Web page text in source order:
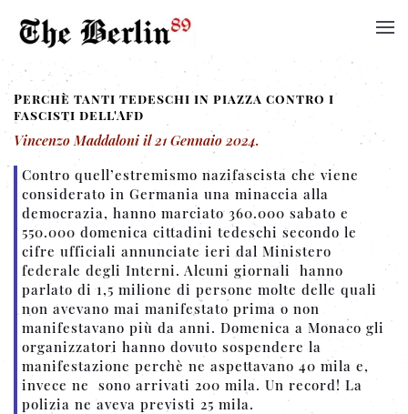
Perchè tanti tedeschi in piazza contro i
fascisti dell'Afd
Vincenzo Maddaloni il21 Gennaio 2024.
Contro quell’estremismo nazifascista che viene
considerato in Germania una minaccia alla
democrazia, hanno marciato 360.000 sabato e
550.000 domenica cittadini tedeschi secondo le
cifre ufficiali annunciate ieri dal Ministero
federale degli Interni. Alcuni giornali hanno
parlato di 1,5 milione di persone molte delle quali
non avevano mai manifestato prima o non
manifestavano più da anni. Domenica a Monaco gli
organizzatori hanno dovuto sospendere la
manifestazione perchè ne aspettavano 40 mila e,
invece ne sono arrivati 200 mila. Un record! La
polizia ne aveva previsti 25 mila.